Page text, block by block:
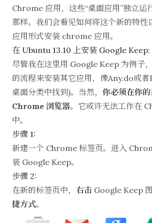
Chrome 应用，这些“桌面应用”独立运
那样。我们会看见如何将这个新的特
应用形式安装 chrome 应用。
在 Ubuntu 13.10 上安装 Google Keep:
尽管我在这里用 Google Keep 为例子
的流程来安装其它应用，像Any.do或者
桌面分类中找到)。当然， 你必须在你
Chrome 浏览器。它或许无法工作在
中。
步骤 1:
新建一个 Chrome 标签页。进入
装 Google Keep。
步骤 2:
在新的标签页中， 右击 Google Keep
捷方式。